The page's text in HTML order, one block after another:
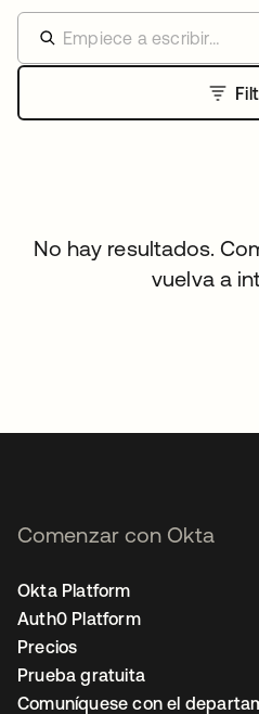
No hay resultados.
vuelva a
Comenzar con Okta
Okta Platform
Auth0 Platform
Precios
Prueba gratuita
Comuníquese con el